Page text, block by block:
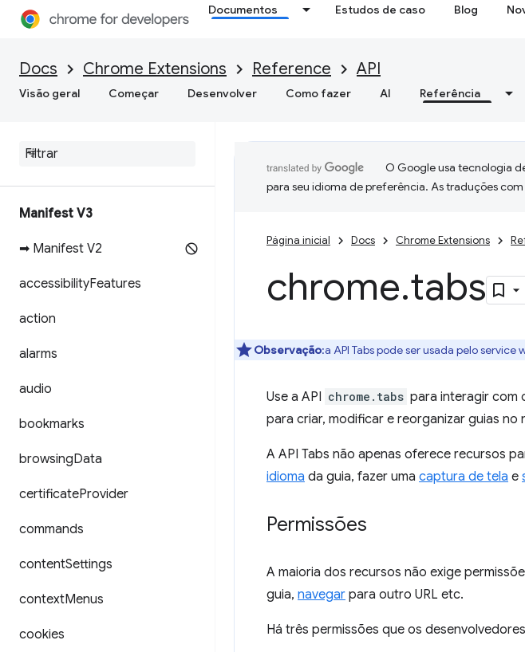
Documentos Estudos de caso Blog
Docs Chrome Extensions Reference API
Visão geral Começar Desenvolver Como fazer AI Referência
Manifest V3
➡ Manifest V2
accessibilityFeatures
action
alarms
audio
bookmarks
browsingData
certificateProvider
commands
contentSettings
contextMenus
cookies
O Google usa tecnologia
para seu idioma de preferência. As traduções
Página inicial Docs Chrome Extensions
chrome.tabs
Observação:a API Tabs pode ser usada pelo
Use a API chrome.tabs para interagir com
para criar, modificar e reorganizar guias no
A API Tabs não apenas oferece recursos
idioma da guia, fazer uma captura de tela e
Permissões
A maioria dos recursos não exige
guia, navegar para outro URL etc.
Há três permissões que os